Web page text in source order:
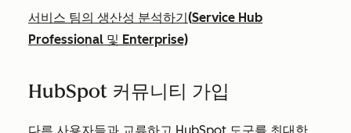
서비스 팀의 생산성 분석하기(Service Hub
Professional 및 Enterprise)
HubSpot 커뮤니티 가입